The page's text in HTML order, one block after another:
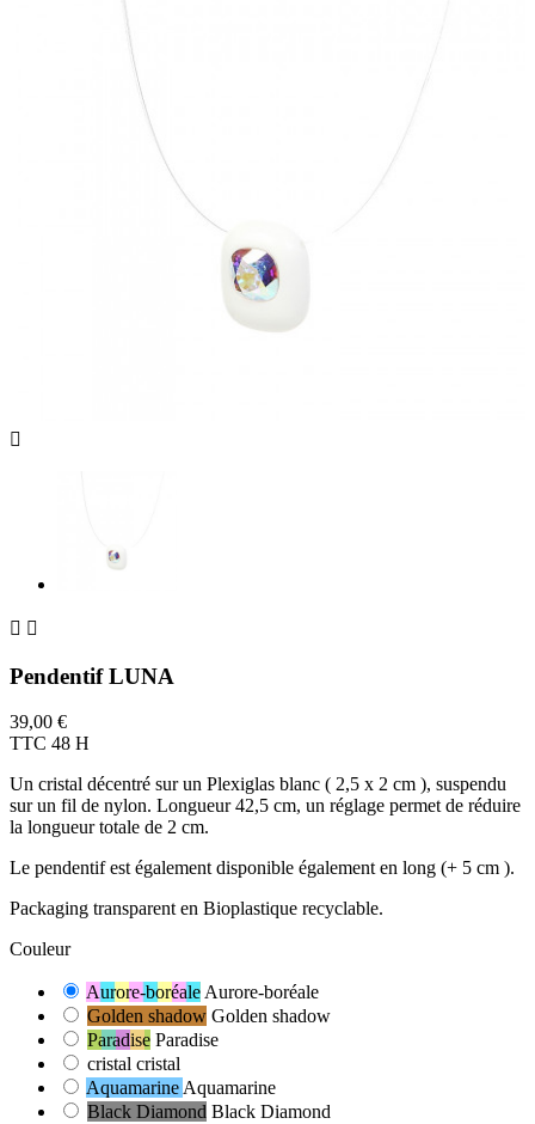

 
Pendentif LUNA
39,00 €
TTC 48 H
Un cristal décentré sur un Plexiglas blanc ( 2,5 x 2 cm ), suspendu
sur un fil de nylon. Longueur 42,5 cm, un réglage permet de réduire
la longueur totale de 2 cm.
Le pendentif est également disponible également en long (+ 5 cm ).
Packaging transparent en Bioplastique recyclable.
Couleur
Aurore-boréaleAurore-boréale
Golden shadow Golden shadow
Paradise Paradise
cristal cristal
AquamarineAquamarine
Black Diamond Black Diamond